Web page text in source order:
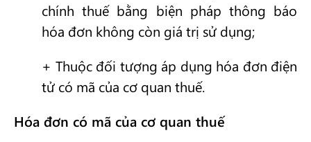
chính thuế bằng biện pháp thông báo
hóa đơn không còn giá trị sử dụng;
+ Thuộc đối tượng áp dụng hóa đơn điện
tử có mã của cơ quan thuế.
Hóa đơn có mã của cơ quan thuế